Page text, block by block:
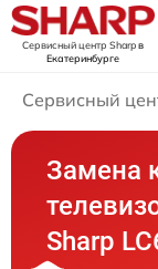
Сервисный центр Sharpв
Екатеринбурге
Сервисный
Замена
Sharp